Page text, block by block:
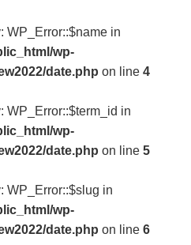
WP_Error::$name in
wp-
date.php on line 4
WP_Error::$term_id in
wp-
date.php on line 5
WP_Error::$slug in
wp-
date.php on line 6